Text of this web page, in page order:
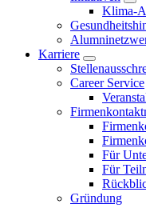
Klima-
Karriere
Career Service
Für
Für
Gründung